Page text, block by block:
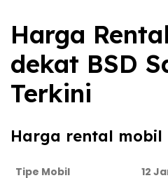
Harga
dekat BSD
Terkini
Harga rental mobil
Tipe Mobil 12